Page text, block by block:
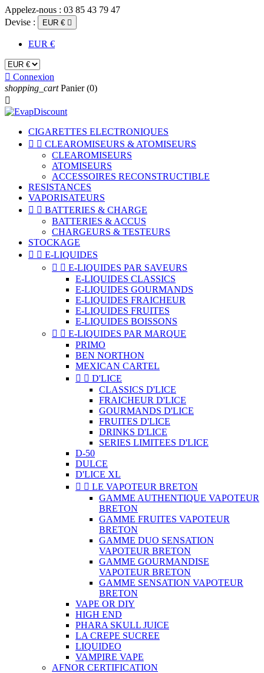
Appelez-nous : 03 85 43 79 47
Devise :
EUR € 
EUR €
 Connexion
shopping_cart Panier (0)

CIGARETTES ELECTRONIQUES
  CLEAROMISEURS & ATOMISEURS
CLEAROMISEURS
ATOMISEURS
ACCESSOIRES RECONSTRUCTIBLE
RESISTANCES
VAPORISATEURS
  BATTERIES & CHARGE
BATTERIES & ACCUS
CHARGEURS & TESTEURS
STOCKAGE
  E-LIQUIDES
  E-LIQUIDES PAR SAVEURS
E-LIQUIDES CLASSICS
E-LIQUIDES GOURMANDS
E-LIQUIDES FRAICHEUR
E-LIQUIDES FRUITES
E-LIQUIDES BOISSONS
  E-LIQUIDES PAR MARQUE
PRIMO
BEN NORTHON
MEXICAN CARTEL
  D'LICE
CLASSICS D'LICE
FRAICHEUR D'LICE
GOURMANDS D'LICE
FRUITES D'LICE
DRINKS D'LICE
SERIES LIMITEES D'LICE
D-50
DULCE
D'LICE XL
  LE VAPOTEUR BRETON
GAMME AUTHENTIQUE VAPOTEUR
BRETON
GAMME FRUITES VAPOTEUR
BRETON
GAMME DUO SENSATION
VAPOTEUR BRETON
GAMME GOURMANDISE
VAPOTEUR BRETON
GAMME SENSATION VAPOTEUR
BRETON
VAPE OR DIY
HIGH END
PHARA SKULL JUICE
LA CREPE SUCREE
LIQUIDEO
VAMPIRE VAPE
AFNOR CERTIFICATION